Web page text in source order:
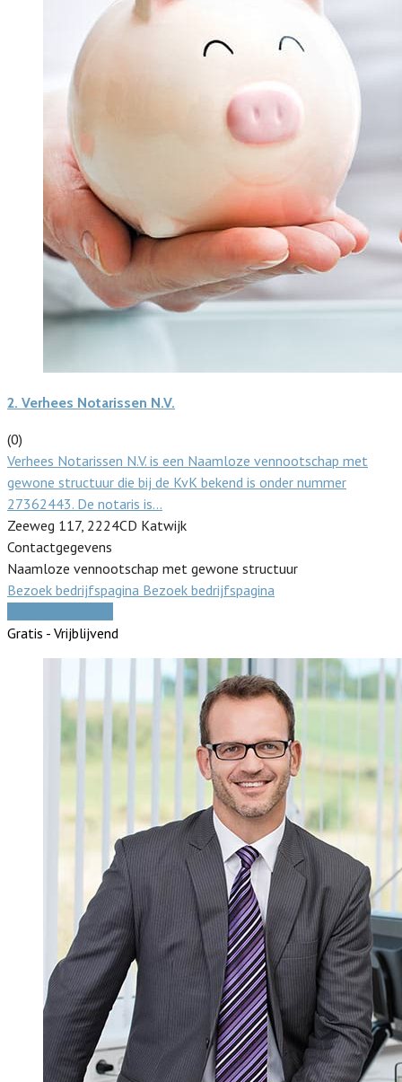
2. Verhees Notarissen N.V.
(0)
Verhees Notarissen N.V. is een Naamloze vennootschap met
gewone structuur die bij de KvK bekend is onder nummer
27362443. De notaris is…
Zeeweg 117, 2224CD Katwijk
Contactgegevens
Naamloze vennootschap met gewone structuur
Bezoek bedrijfspagina Bezoek bedrijfspagina
Gratis - Vrijblijvend